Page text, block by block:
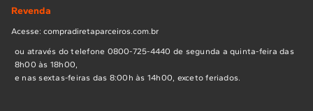
Revenda
Acesse: compradiretaparceiros.com.br
ou através do telefone 0800-725-4440 de segunda a quinta-feira das
8h00 às 18h00,
e nas sextas-feiras das 8:00h às 14h00, exceto feriados.